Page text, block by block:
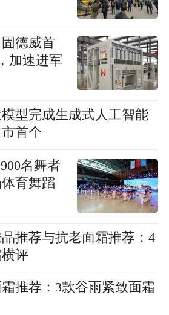
德威首
加速进军
型完成生成式人工智能
首个
名舞者
育舞蹈
推荐与抗老面霜推荐：4
评
推荐：3款谷雨紧致面霜